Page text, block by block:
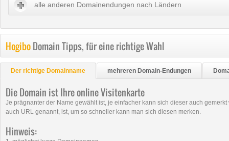
alle anderen Domainendungen nach Ländern
HogiboDomain Tipps, für eine richtige Wahl
Der richtige Domainname mehreren Domain-Endungen
Die Domain ist Ihre online Visitenkarte
Je prägnanter der Name gewählt ist, je einfacher kann sich dieser auch
auch URL genannt, ist, um so schneller kann man sich diesen merken.
Hinweis: